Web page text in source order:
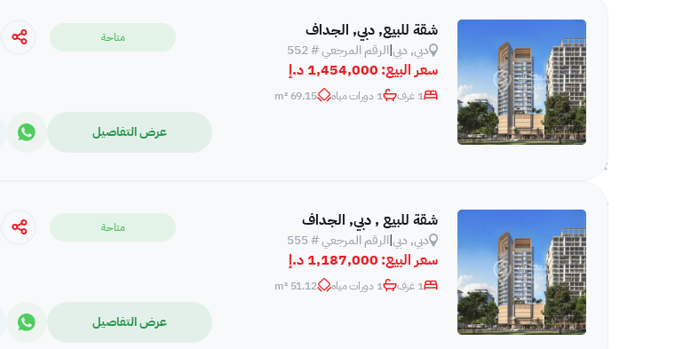
🛋️ منطقة جلوس خارجية
🏢 قاعة متعددة الاستخدامات
🏋️‍♂️ نادي رياضي مجهز بالكامل
🎮 غرفة ألعاب
👶 منطقة لعب للأطفال خارجية
♨️ ساونا وبخار
شقة للبيع, دبي, الجداف
دبي, دبي|الرقم المرجعي # 552
سعر البيع: 1,454,000 د.إ
متاحة
1 غرف 1 دورات مياه 69.15 m²
عرض التفاصيل
شقة للبيع , دبي, الجداف
دبي, دبي|الرقم المرجعي # 555
سعر البيع: 1,187,000 د.إ
متاحة
1 غرف 1 دورات مياه 51.12 m²
عرض التفاصيل